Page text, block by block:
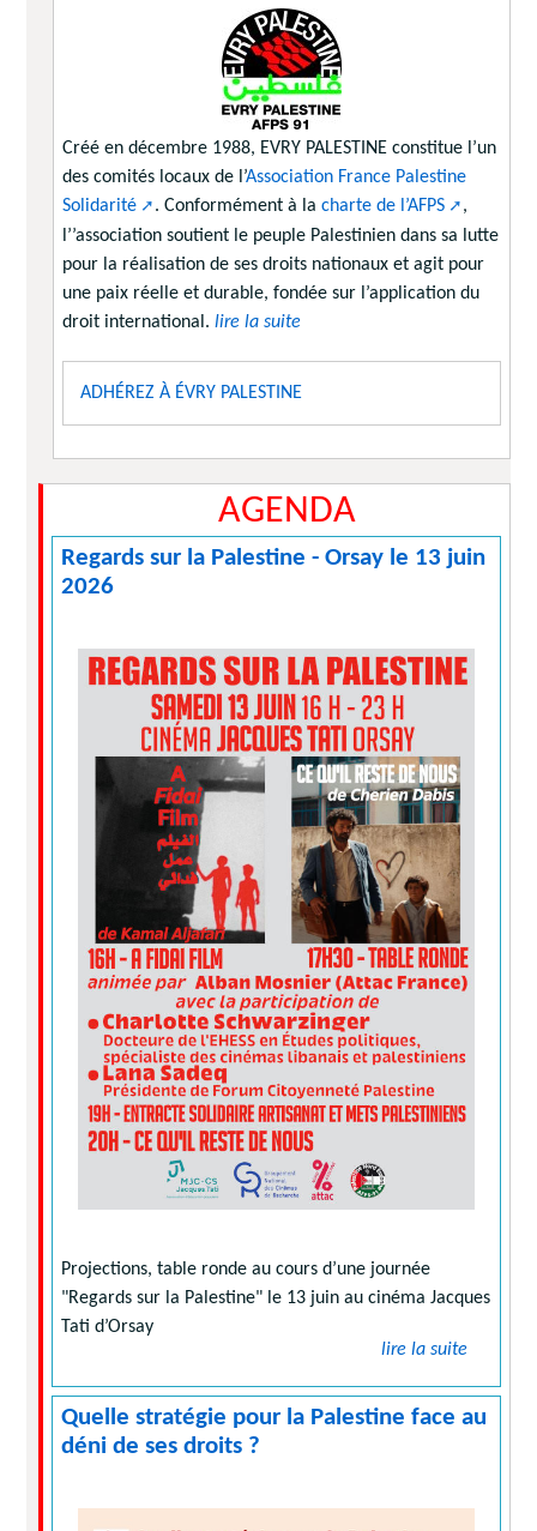
Créé en décembre 1988, EVRY PALESTINE constitue l’un
des comités locaux de l’Association France Palestine
Solidarité
. Conformément à la charte de l’AFPS
,
l’’association soutient le peuple Palestinien dans sa lutte
pour la réalisation de ses droits nationaux et agit pour
une paix réelle et durable, fondée sur l’application du
droit international. lire la suite
ADHÉREZ À ÉVRY PALESTINE
AGENDA
Regards sur la Palestine - Orsay le 13 juin
2026
Projections, table ronde au cours d’une journée
"Regards sur la Palestine" le 13 juin au cinéma Jacques
Tati d’Orsay
lire la suite
Quelle stratégie pour la Palestine face au
déni de ses droits ?